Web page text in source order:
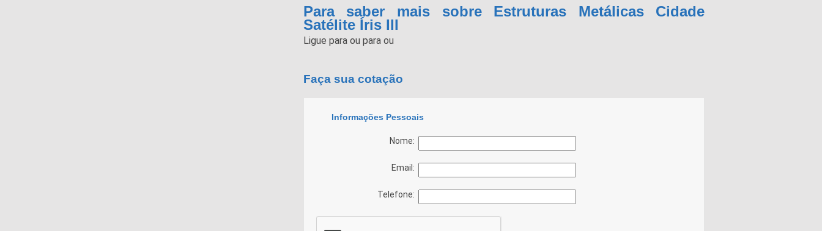
Para saber mais sobre Estruturas Metálicas Cidade
Satélite Íris III
Ligue para ou para ou
Faça sua cotação
Informações Pessoais
Nome:
Email:
Telefone: